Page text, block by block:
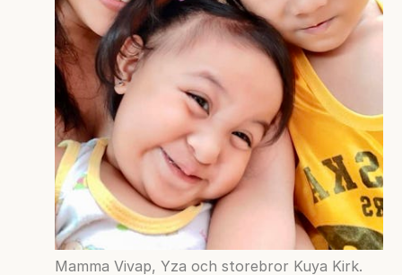
Mamma Vivap, Yza och storebror Kuya Kirk.